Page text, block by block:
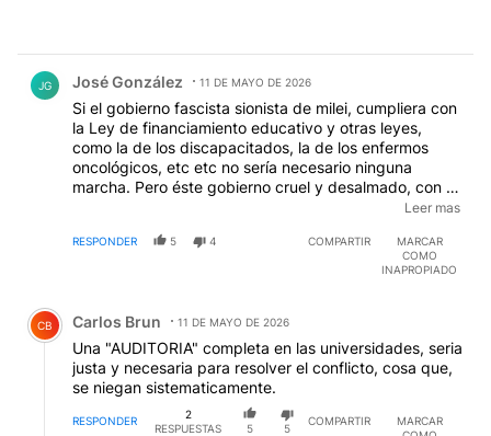
JG José González 11 DE MAYO DE 2026
Si el gobierno fascista sionista de milei, cumpliera con
la Ley de financiamiento educativo y otras leyes,
como la de los discapacitados, la de los enfermos
oncológicos, etc etc no sería necesario ninguna
marcha. Pero éste gobierno cruel y desalmado, con su
como ya lo dijo, el Estado y lamentablemente, lo está
#FueraLugones
Leer mas
RESPONDER 5 4 COMPARTIR
MARCAR
COMO
INAPROPIADO
Comentario de Carlos Brun.
CB Carlos Brun 11 DE MAYO DE 2026
Una "AUDITORIA" completa en las universidades, seria
justa y necesaria para resolver el conflicto, cosa que,
se niegan sistematicamente.
RESPONDER
2
RESPUESTAS
5 5
COMPARTIR
MARCAR